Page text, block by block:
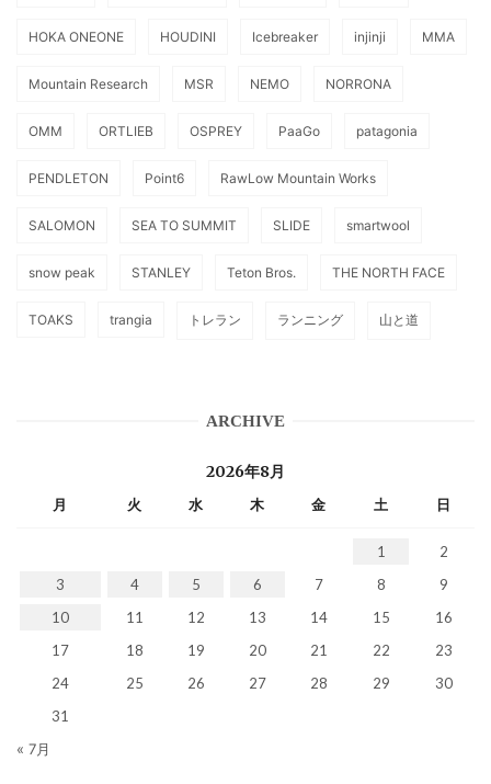
HOKA ONEONE HOUDINI Icebreaker injinji MMA
Mountain Research MSR NEMO NORRONA
OMM ORTLIEB OSPREY PaaGo patagonia
PENDLETON Point6 RawLow Mountain Works
SALOMON SEA TO SUMMIT SLIDE smartwool
snow peak STANLEY Teton Bros. THE NORTH FACE
TOAKS trangia トレラン ランニング 山と道
ARCHIVE
2026年8月
月 火 水 木 金 土 日
1
2
3
4 5 6 7 8
9
10
11 12 13 14 15
16
17
18 19 20 21 22
23
24
25 26 27 28 29
30
31
« 7月